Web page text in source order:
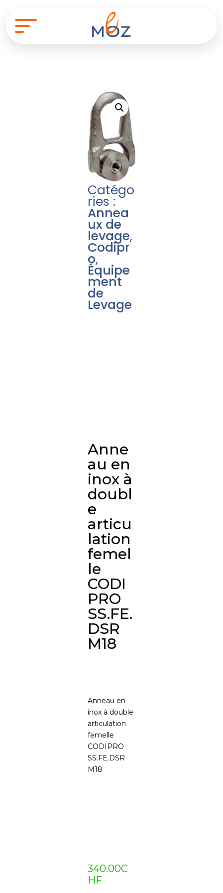
Catégo
ries :
Annea
ux de
levage,
Codipr
o,
Équipe
ment
de
Levage
Anne
au en
inox à
doubl
e
articu
lation
femel
le
CODI
PRO
SS.FE.
DSR
M18
Anneau en
inox à double
articulation
femelle
CODIPRO
SS.FE.DSR
M18
340.00C
HF